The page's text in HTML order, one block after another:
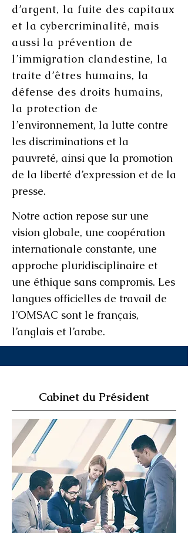
d’argent, la fuite des capitaux
et la cybercriminalité, mais
aussi la prévention de
l’immigration clandestine, la
traite d’êtres humains, la
défense des droits humains,
la protection de
l’environnement, la lutte contre
les discriminations et la
pauvreté, ainsi que la promotion
de la liberté d’expression et de la
presse.
Notre action repose sur une
vision globale, une coopération
internationale constante, une
approche pluridisciplinaire et
une éthique sans compromis. Les
langues officielles de travail de
l’OMSAC sont le français,
l’anglais et l’arabe.
Cabinet du Président